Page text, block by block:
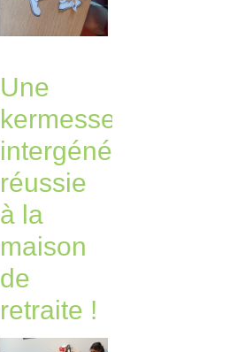
Une
kermesse
intergénérationnelle
réussie
à la
maison
de
retraite !